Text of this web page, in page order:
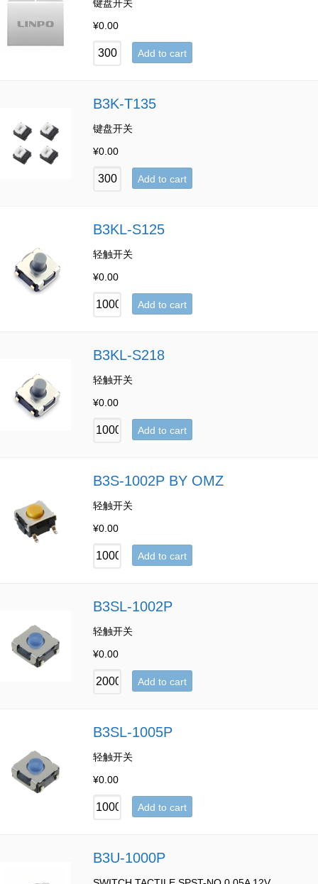
键盘开关
¥0.00
Add to cart
B3K-T135
键盘开关
¥0.00
Add to cart
B3KL-S125
轻触开关
¥0.00
Add to cart
B3KL-S218
轻触开关
¥0.00
Add to cart
B3S-1002P BY OMZ
轻触开关
¥0.00
Add to cart
B3SL-1002P
轻触开关
¥0.00
Add to cart
B3SL-1005P
轻触开关
¥0.00
Add to cart
B3U-1000P